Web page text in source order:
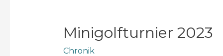
Minigolfturnier 2023
Chronik